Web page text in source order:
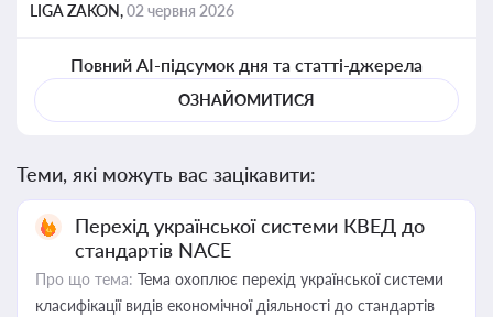
LIGA ZAKON,02 червня 2026
Повний AI-підсумок дня та статті-джерела
ОЗНАЙОМИТИСЯ
Теми, які можуть вас зацікавити:
Перехід української системи КВЕД до
стандартів NACE
Про що тема: Тема охоплює перехід української системи
класифікації видів економічної діяльності до стандартів